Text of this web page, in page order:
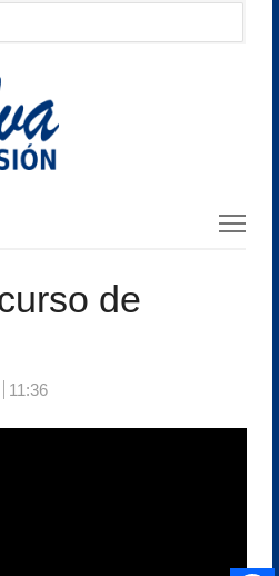
de
11:36